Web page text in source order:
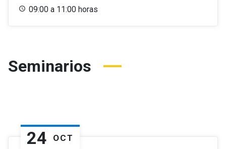
09:00 a 11:00 horas
Seminarios
24 OCT